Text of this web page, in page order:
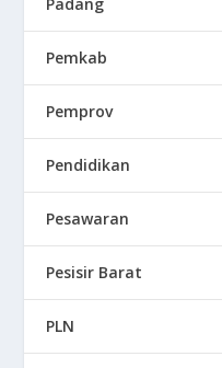
Pemkab
Pemprov
Pendidikan
Pesawaran
Pesisir Barat
PLN